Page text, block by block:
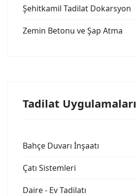
Şehitkamil Tadilat Dokarsyon
Zemin Betonu ve Şap Atma
Tadilat Uygulamaları
Bahçe Duvarı İnşaatı
Çatı Sistemleri
Daire - Ev Tadilatı